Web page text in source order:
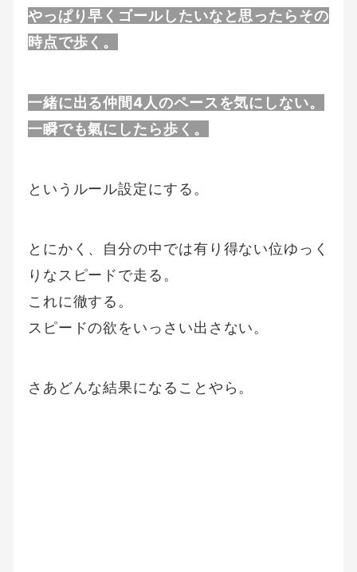
やっぱり早くゴールしたいなと思ったらその
時点で歩く。
一緒に出る仲間4人のペースを気にしない。
一瞬でも氣にしたら歩く。
というルール設定にする。
とにかく、自分の中では有り得ない位ゆっく
りなスピードで走る。
これに徹する。
スピードの欲をいっさい出さない。
さあどんな結果になることやら。